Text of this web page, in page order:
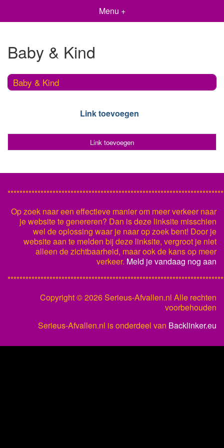
Menu +
Baby & Kind
Baby & Kind
Link toevoegen
Link toevoegen
Op zoek naar een effectieve manier om meer verkeer naar
je website te genereren? Dan is deze linksite misschien
wel de oplossing waar je naar op zoek bent! Door je
website aan te melden bij deze linksite, vergroot je niet
alleen de zichtbaarheid, maar ook de kans op meer
verkeer. Meld je vandaag nog aan
Copyright ©2026 Serieus-Afvallen.nl Alle rechten
voorbehouden
Serieus-Afvallen.nl is onderdeel van Backlinker.eu